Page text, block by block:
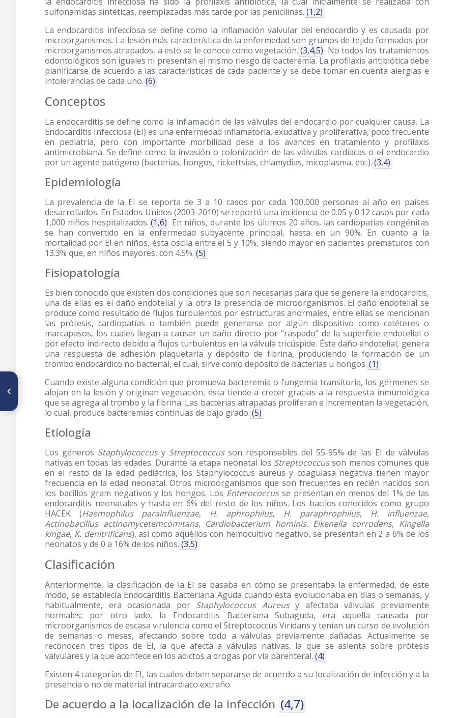
sulfonamidas sintéticas, reemplazadas más tarde por las penicilinas. (1,2)
La endocarditis infecciosa se define como la inflamación valvular del endocardio y es causada por
microorganismos. La lesión más característica de la enfermedad son grumos de tejido formados por
microorganismos atrapados, a esto se le conoce como vegetación. (3,4,5) No todos los tratamientos
odontológicos son iguales ni presentan el mismo riesgo de bacteremia. La profilaxis antibiótica debe
planificarse de acuerdo a las características de cada paciente y se debe tomar en cuenta alergias e
intolerancias de cada uno. (6)
Conceptos
La endocarditis se define como la inflamación de las válvulas del endocardio por cualquier causa. La
Endocarditis Infecciosa (EI) es una enfermedad inflamatoria, exudativa y proliferativa, poco frecuente
en pediatría, pero con importante morbilidad pese a los avances en tratamiento y profilaxis
antimicrobiana. Se define como la invasión o colonización de las válvulas cardíacas o el endocardio
por un agente patógeno (bacterias, hongos, rickettsias, chlamydias, micoplasma, etc.). (3,4)
Epidemiología
La prevalencia de la EI se reporta de 3 a 10 casos por cada 100,000 personas al año en países
desarrollados. En Estados Unidos (2003-2010) se reportó una incidencia de 0.05 y 0.12 casos por cada
1,000 niños hospitalizados. (1,6) En niños, durante los últimos 20 años, las cardiopatías congénitas
se han convertido en la enfermedad subyacente principal, hasta en un 90%. En cuanto a la
mortalidad por EI en niños, ésta oscila entre el 5 y 10%, siendo mayor en pacientes prematuros con
13.3% que, en niños mayores, con 4.5%. (5)
Fisiopatología
Es bien conocido que existen dos condiciones que son necesarias para que se genere la endocarditis,
una de ellas es el daño endotelial y la otra la presencia de microorganismos. El daño endotelial se
produce como resultado de flujos turbulentos por estructuras anormales, entre ellas se mencionan
las prótesis, cardiopatías o también puede generarse por algún dispositivo como catéteres o
marcapasos, los cuales llegan a causar un daño directo por “raspado” de la superficie endotelial o
por efecto indirecto debido a flujos turbulentos en la válvula tricúspide. Éste daño endotelial, genera
una respuesta de adhesión plaquetaria y depósito de fibrina, produciendo la formación de un
trombo endocárdico no bacterial, el cual, sirve como depósito de bacterias u hongos. (1)
Cuando existe alguna condición que promueva bacteremia o fungemia transitoria, los gérmenes se
alojan en la lesión y originan vegetación, ésta tiende a crecer gracias a la respuesta inmunológica
que se agrega al trombo y la fibrina. Las bacterias atrapadas proliferan e incrementan la vegetación,
lo cual, produce bacteremias continuas de bajo grado. (5)
Etiología
Los géneros Staphylococcusy Streptococcusson responsables del 55-95% de las EI de válvulas
nativas en todas las edades. Durante la etapa neonatal los Streptococcusson menos comunes que
en el resto de la edad pediátrica, los Staphylococcus aureus y coagulasa negativa tienen mayor
frecuencia en la edad neonatal. Otros microorganismos que son frecuentes en recién nacidos son
los bacillos gram negativos y los hongos. Los Enterococcusse presentan en menos del 1% de las
endocarditis neonatales y hasta en 6% del resto de los niños. Los bacilos conocidos como grupo
HACEK (Haemophilus parainfluenzae, H. aphrophilus, H. paraphrophilus, H. influenzae,
Actinobacillus actinomycetemcomitans, Cardiobacterium hominis, Eikenella corrodens, Kingella
kingae, K. denitrificans), así como aquéllos con hemocultivo negativo, se presentan en 2 a 6% de los
neonatos y de 0 a 16% de los niños. (3,5)
Clasificación
Anteriormente, la clasificación de la EI se basaba en cómo se presentaba la enfermedad, de este
modo, se establecía Endocarditis Bacteriana Aguda cuando ésta evolucionaba en días o semanas, y
habitualmente, era ocasionada por Staphylococcus Aureusy afectaba válvulas previamente
normales; por otro lado, la Endocarditis Bacteriana Subaguda, era aquella causada por
microorganismos de escasa virulencia como el Streptococcus Viridans y tenían un curso de evolución
de semanas o meses, afectando sobre todo a válvulas previamente dañadas. Actualmente se
reconocen tres tipos de EI, la que afecta a válvulas nativas, la que se asienta sobre prótesis
valvulares y la que acontece en los adictos a drogas por vía parenteral. (4)
Existen 4 categorías de EI, las cuales deben separarse de acuerdo a su localización de infección y a la
presencia o no de material intracardiaco extraño.
De acuerdo a la localización de la infección (4,7)
ARTÍCULO ANTERIOR
Elementos digitales de la
Ortodoncia